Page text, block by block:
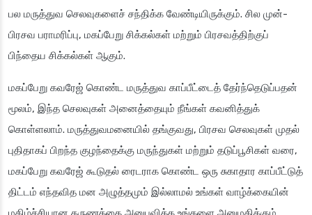
பல மருத்துவ செலவுகளைச் சந்திக்க வேண்டியிருக்கும். சில முன்-
பிரசவ பராமரிப்பு, மகப்பேறு சிக்கல்கள் மற்றும் பிரசவத்திற்குப்
பிந்தைய சிக்கல்கள் ஆகும்.
மகப்பேறு கவரேஜ் கொண்ட மருத்துவ காப்பீட்டைத் தேர்ந்தெடுப்பதன்
மூலம், இந்த செலவுகள் அனைத்தையும் நீங்கள் கவனித்துக்
கொள்ளலாம். மருத்துவமனையில் தங்குவது, பிரசவ செலவுகள் முதல்
புதிதாகப் பிறந்த குழந்தைக்கு மருந்துகள் மற்றும் தடுப்பூசிகள் வரை,
மகப்பேறு கவரேஜ் கூடுதல் ரைடராக கொண்ட ஒரு சுகாதார காப்பீட்டுத்
திட்டம் எந்தவித மன அழுத்தமும் இல்லாமல் உங்கள் வாழ்க்கையின்